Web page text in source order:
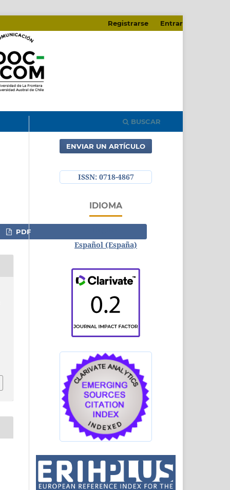
BUSCAR
Registrarse Entrar
PDF
ENVIAR UN ARTÍCULO
ISSN: 0718-4867
IDIOMA
Español (España)